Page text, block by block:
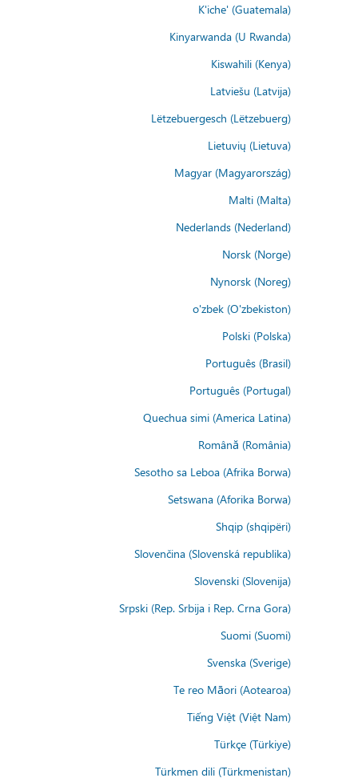
K'iche' (Guatemala)
Kinyarwanda (U Rwanda)
Kiswahili (Kenya)
Latviešu (Latvija)
Lëtzebuergesch (Lëtzebuerg)
Lietuvių (Lietuva)
Magyar (Magyarország)
Malti (Malta)
Nederlands (Nederland)
Norsk (Norge)
Nynorsk (Noreg)
o'zbek (O'zbekiston)
Polski (Polska)
Português (Brasil)
Português (Portugal)
Quechua simi (America Latina)
Română (România)
Sesotho sa Leboa (Afrika Borwa)
Setswana (Aforika Borwa)
Shqip (shqipëri)
Slovenčina (Slovenská republika)
Slovenski (Slovenija)
Srpski (Rep. Srbija i Rep. Crna Gora)
Suomi (Suomi)
Svenska (Sverige)
Te reo Māori (Aotearoa)
Tiếng Việt (Việt Nam)
Türkçe (Türkiye)
Türkmen dili (Türkmenistan)